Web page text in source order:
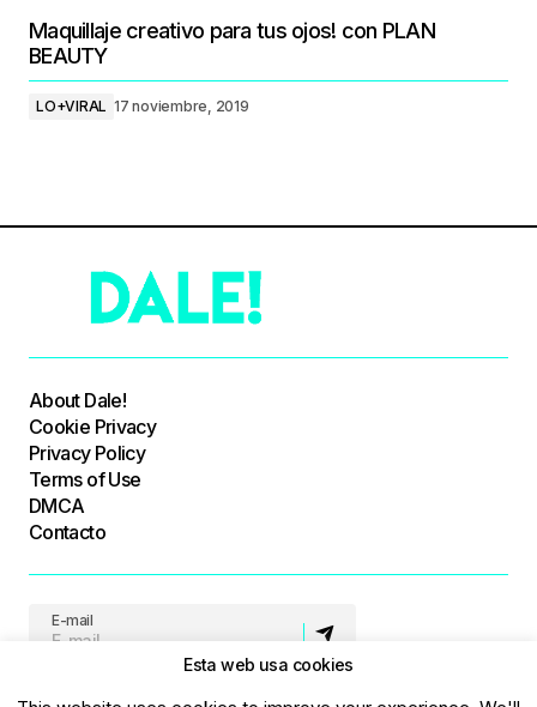
Maquillaje creativo para tus ojos! con PLAN
BEAUTY
LO+VIRAL 17 noviembre, 2019
About Dale!
Cookie Privacy
Privacy Policy
Terms of Use
DMCA
Contacto
E-mail
Esta web usa cookies